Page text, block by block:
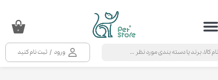
ورود / ثبت نام کنید
حساب کاربری من
۰